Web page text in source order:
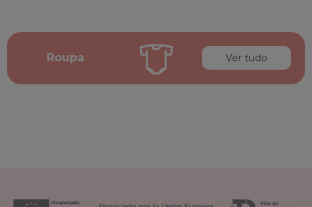
Roupa Ver tudo